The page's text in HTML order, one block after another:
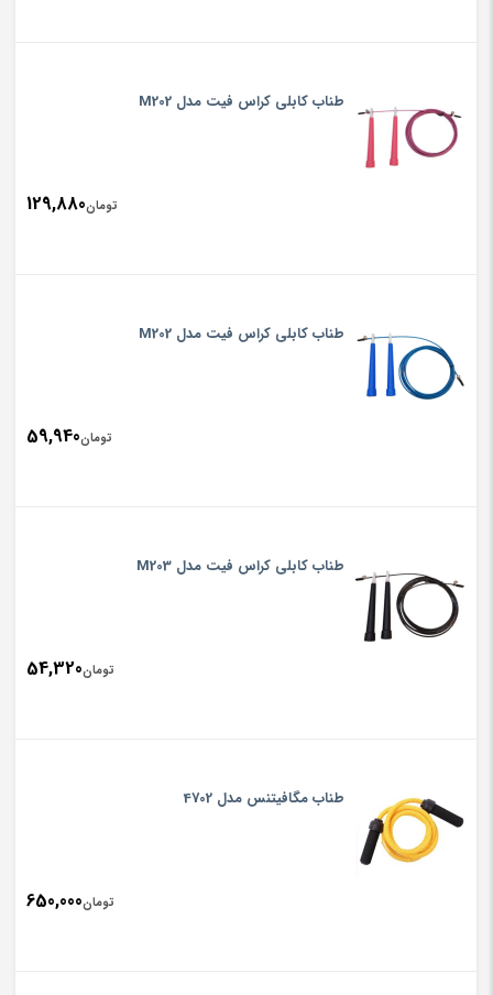
طناب کابلی کراس فیت مدل M202
تومان129,880
طناب کابلی کراس فیت مدل M202
تومان59,940
طناب کابلی کراس فیت مدل M203
تومان54,320
طناب مگافیتنس مدل 4702
تومان650,000